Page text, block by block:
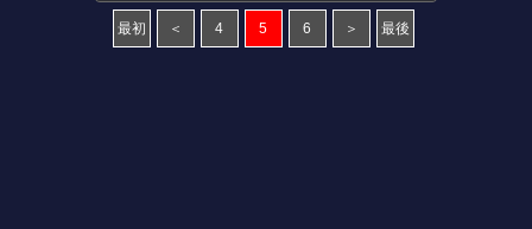
最初 ＜ 4 5 6 ＞ 最後